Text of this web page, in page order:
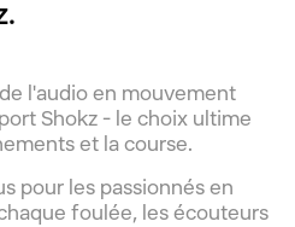
l'audio en mouvement
Shokz - le choix ultime
et la course.
pour les passionnés en
foulée, les écouteurs